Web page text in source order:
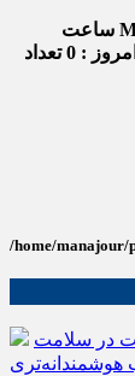
ساعت
: 0
تعداد
/home/manajour/
در سلامت
هوشمندانه‌تری